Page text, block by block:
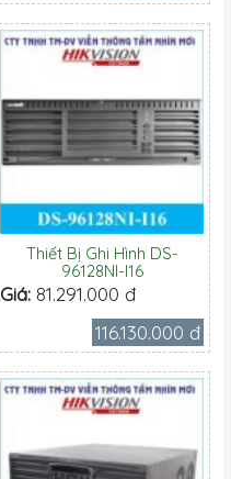
Thiết Bị Ghi Hình DS-
96128NI-I16
Giá: 81.291.000 đ
116.130.000 đ